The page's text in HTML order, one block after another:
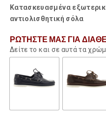
Κατασκευασμένα
αντιολισθητική σόλα
ΡΩΤΗΣΤΕ ΜΑΣ ΓΙΑ
Δείτε το και σε αυτά τα